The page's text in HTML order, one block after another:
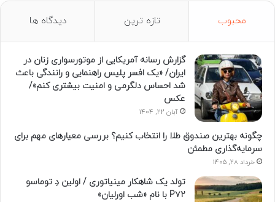
محبوب تازه ترین دیدگاه ها
گزارش رسانه آمریکایی از موتورسواری زنان در
ایران/ «یک افسر پلیس راهنمایی و رانندگی باعث
شد احساس دلگرمی و امنیت بیشتری کنم»/
عکس
آبان 22, 1404
چگونه بهترین صندوق طلا را انتخاب کنیم؟ بررسی معیارهای مهم برای
سرمایه‌گذاری مطمئن
خرداد 28, 1405
تولد یک شاهکار مینیاتوری / اولین دِ توماسو
P۷۲ با نام «شب اورلیان»